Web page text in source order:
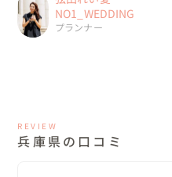
NO1_WEDDING
プランナー
REVIEW
兵庫県の口コミ